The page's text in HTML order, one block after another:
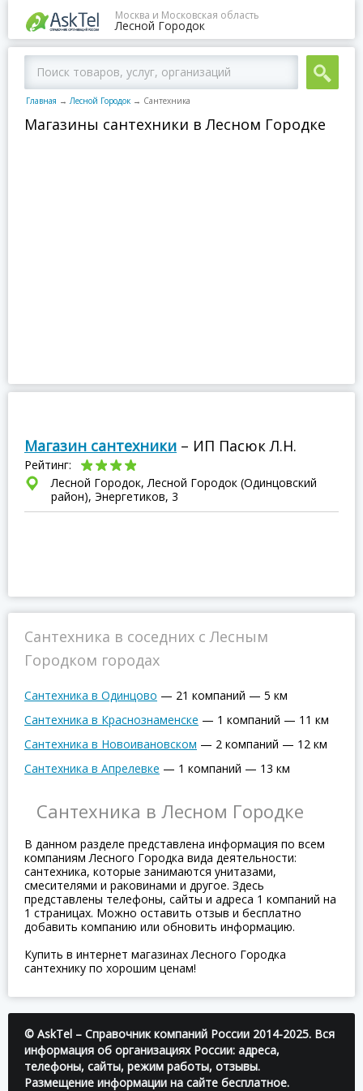
Москва и Московская область
Лесной Городок
Главная → Лесной Городок → Сантехника
Магазины сантехники в Лесном Городке
Магазин сантехники – ИП Пасюк Л.Н.
Рейтинг:
Лесной Городок, Лесной Городок (Одинцовский
район), Энергетиков, 3
Сантехника в соседних с Лесным
Городком городах
Сантехника в Одинцово — 21 компаний — 5 км
Сантехника в Краснознаменске — 1 компаний — 11 км
Сантехника в Новоивановском — 2 компаний — 12 км
Сантехника в Апрелевке — 1 компаний — 13 км
Сантехника в Лесном Городке
В данном разделе представлена информация по всем
компаниям Лесного Городка вида деятельности:
сантехника, которые занимаются унитазами,
смесителями и раковинами и другое. Здесь
представлены телефоны, сайты и адреса 1 компаний на
1 страницах. Можно оставить отзыв и бесплатно
добавить компанию или обновить информацию.
Купить в интернет магазинах Лесного Городка
сантехнику по хорошим ценам!
© AskTel – Справочник компаний России 2014-2025. Вся
информация об организациях России: адреса,
телефоны, сайты, режим работы, отзывы.
Размещение информации на сайте бесплатное.